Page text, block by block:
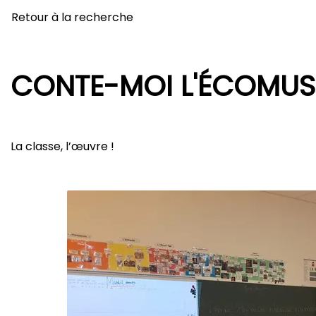
Retour à la recherche
CONTE-MOI
La classe, l’œuvre !